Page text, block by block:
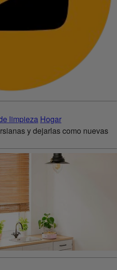
limpieza Hogar
y dejarlas como nuevas